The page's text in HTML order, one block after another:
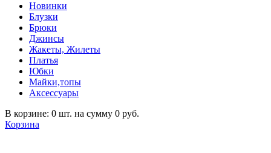
Новинки
Блузки
Брюки
Джинсы
Жакеты, Жилеты
Платья
Юбки
Майки,топы
Аксессуары
В корзине: 0 шт. на сумму 0 руб.
Корзина